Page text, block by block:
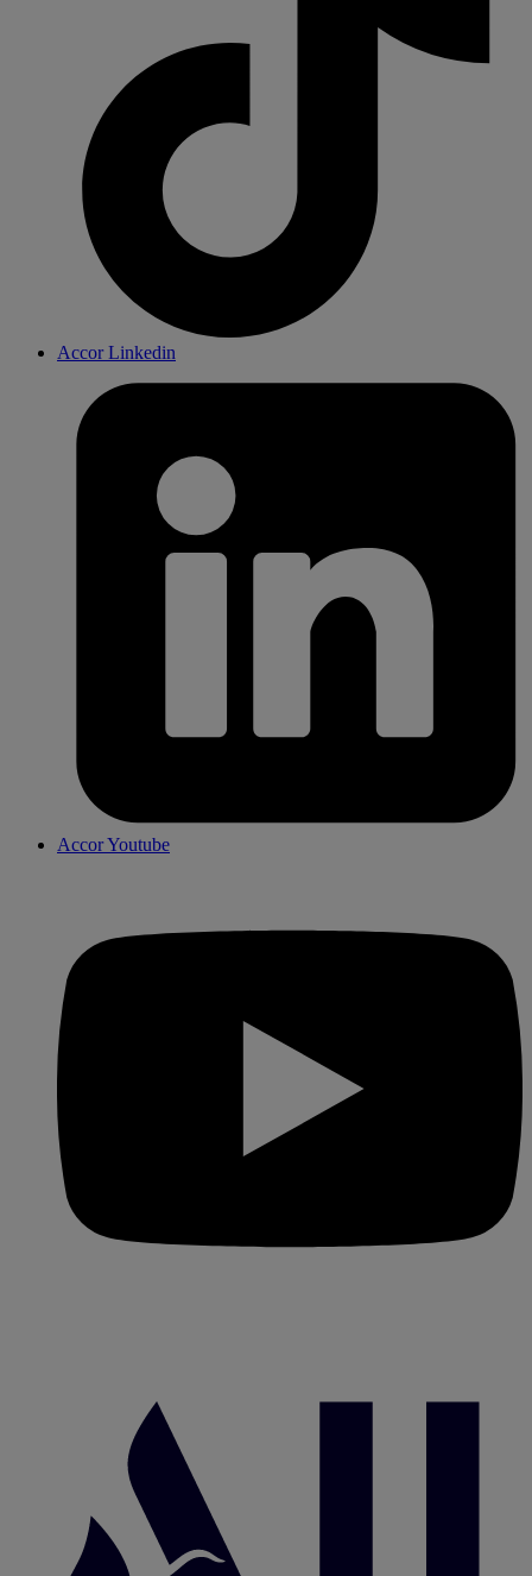
Accor Linkedin
Accor Youtube